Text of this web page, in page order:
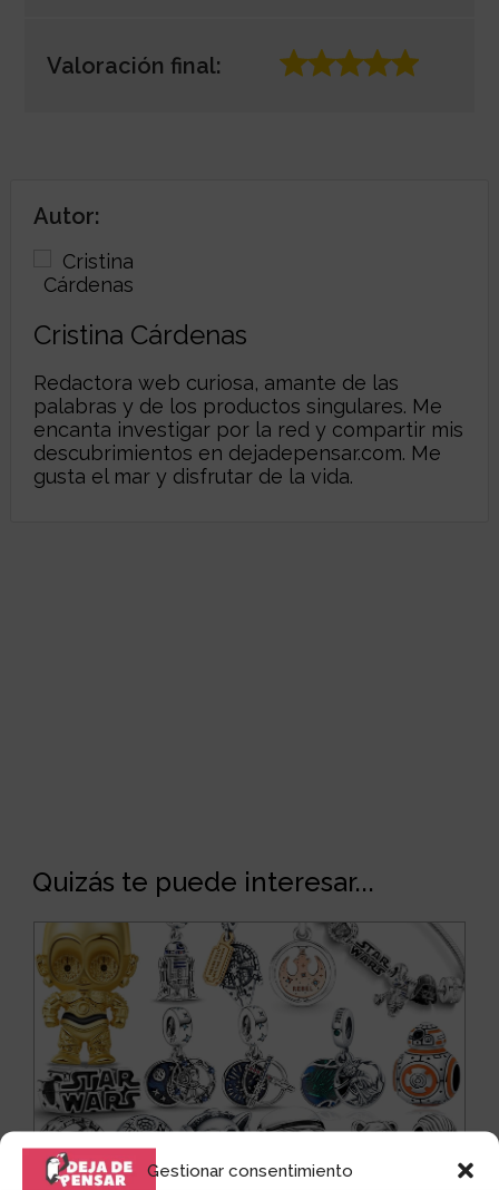
Gestionar consentimiento
Valoración final:
Autor:
Cristina Cárdenas
Redactora web curiosa, amante de las
palabras y de los productos singulares. Me
encanta investigar por la red y compartir mis
descubrimientos en dejadepensar.com. Me
gusta el mar y disfrutar de la vida.
Quizás te puede interesar...